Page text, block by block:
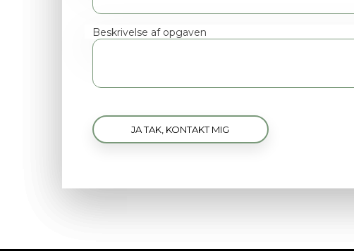
Beskrivelse af opgaven